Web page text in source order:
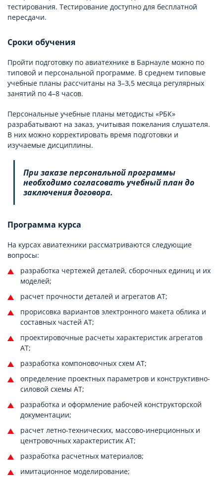
тестирования. Тестирование доступно для бесплатной
пересдачи.
Сроки обучения
Пройти подготовку по авиатехнике в Барнауле можно по
типовой и персональной программе. В среднем типовые
учебные планы рассчитаны на 3–3,5 месяца регулярных
занятий по 4–8 часов.
Персональные учебные планы методисты «РБК»
разрабатывают на заказ, учитывая пожелания слушателя.
В них можно корректировать время подготовки и
изучаемые дисциплины.
При заказе персональной программы
необходимо согласовать учебный план до
заключения договора.
Программа курса
На курсах авиатехники рассматриваются следующие
вопросы:
разработка чертежей деталей, сборочных единиц и их
моделей;
расчет прочности деталей и агрегатов АТ;
прорисовка вариантов электронного макета облика и
составных частей АТ;
проектировочные расчеты характеристик агрегатов
АТ;
разработка компоновочных схем АТ;
определение проектных параметров и конструктивно-
силовой схемы АТ;
разработка и оформление рабочей конструкторской
документации;
расчет летно-технических, массово-инерционных и
центровочных характеристик АТ;
разработка расчетных материалов;
имитационное моделирование;